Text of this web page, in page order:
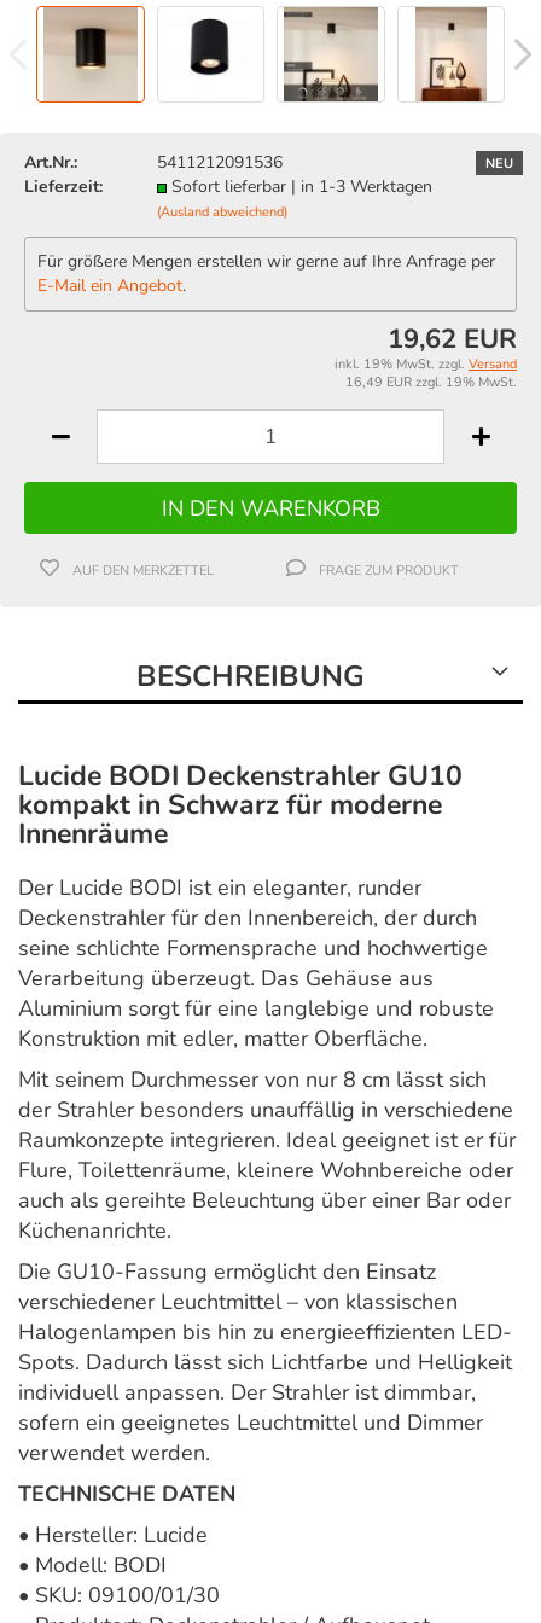
NEU
Art.Nr.:
5411212091536
Lieferzeit:
Sofort lieferbar | in 1-3 Werktagen
(Ausland abweichend)
Für größere Mengen erstellen wir gerne auf Ihre Anfrage per
E-Mail ein Angebot.
19,62 EUR
inkl. 19% MwSt. zzgl. Versand
16,49 EUR zzgl. 19% MwSt.
AUF DEN MERKZETTEL FRAGE ZUM PRODUKT
BESCHREIBUNG
Lucide BODI Deckenstrahler GU10
kompakt in Schwarz für moderne
Innenräume
Der Lucide BODI ist ein eleganter, runder
Deckenstrahler für den Innenbereich, der durch
seine schlichte Formensprache und hochwertige
Verarbeitung überzeugt. Das Gehäuse aus
Aluminium sorgt für eine langlebige und robuste
Konstruktion mit edler, matter Oberfläche.
Mit seinem Durchmesser von nur 8 cm lässt sich
der Strahler besonders unauffällig in verschiedene
Raumkonzepte integrieren. Ideal geeignet ist er für
Flure, Toilettenräume, kleinere Wohnbereiche oder
auch als gereihte Beleuchtung über einer Bar oder
Küchenanrichte.
Die GU10-Fassung ermöglicht den Einsatz
verschiedener Leuchtmittel – von klassischen
Halogenlampen bis hin zu energieeffizienten LED-
Spots. Dadurch lässt sich Lichtfarbe und Helligkeit
individuell anpassen. Der Strahler ist dimmbar,
sofern ein geeignetes Leuchtmittel und Dimmer
verwendet werden.
TECHNISCHE DATEN
• Hersteller: Lucide
• Modell: BODI
• SKU: 09100/01/30